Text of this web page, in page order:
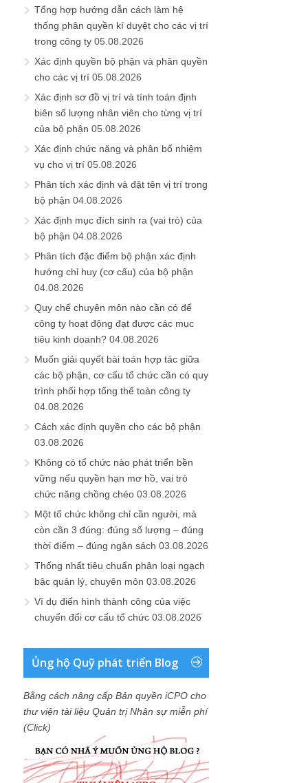
Tổng hợp hướng dẫn cách làm hệ
thống phân quyền kí duyệt cho các vị trí
trong công ty 05.08.2026
Xác định quyền bộ phận và phân quyền
cho các vị trí 05.08.2026
Xác định sơ đồ vị trí và tính toán định
biên số lượng nhân viên cho từng vị trí
của bộ phận 05.08.2026
Xác định chức năng và phân bổ nhiệm
vụ cho vị trí 05.08.2026
Phân tích xác định và đặt tên vị trí trong
bộ phận 04.08.2026
Xác định mục đích sinh ra (vai trò) của
bộ phận 04.08.2026
Phân tích đặc điểm bộ phận xác định
hướng chỉ huy (cơ cấu) của bộ phận
04.08.2026
Quy chế chuyên môn nào cần có để
công ty hoạt động đạt được các mục
tiêu kinh doanh? 04.08.2026
Muốn giải quyết bài toán hợp tác giữa
các bộ phận, cơ cấu tổ chức cần có quy
trình phối hợp tổng thể toàn công ty
04.08.2026
Cách xác định quyền cho các bộ phận
03.08.2026
Không có tổ chức nào phát triển bền
vững nếu quyền hạn mơ hồ, vai trò
chức năng chồng chéo 03.08.2026
Một tổ chức không chỉ cần người, mà
còn cần 3 đúng: đúng số lượng – đúng
thời điểm – đúng ngân sách 03.08.2026
Thống nhất tiêu chuẩn phân loại ngạch
bậc quản lý, chuyên môn 03.08.2026
Ví dụ điển hình thành công của việc
chuyển đổi cơ cấu tổ chức 03.08.2026
Ủng hộ Quỹ phát triển Blog
Bằng cách nâng cấp Bản quyền iCPO cho
thư viện tài liệu Quản trị Nhân sự miễn phí
(Click)